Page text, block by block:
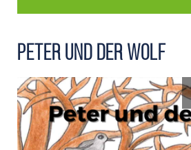
Peter und der Wolf